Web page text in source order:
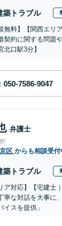
築トラブル
無料】【関西エ
契約に関する問題
北口駅3分】
弁護士
区 からも相談受付
築トラブル
ア対応】【宅建
寧な対話を大事に
イスを提供」